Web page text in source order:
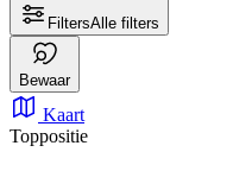
FiltersAlle filters
Bewaar
Kaart
Toppositie